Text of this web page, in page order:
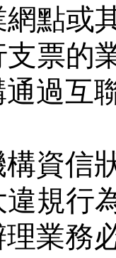
點或
票的
過互
構資信
規行
理業務